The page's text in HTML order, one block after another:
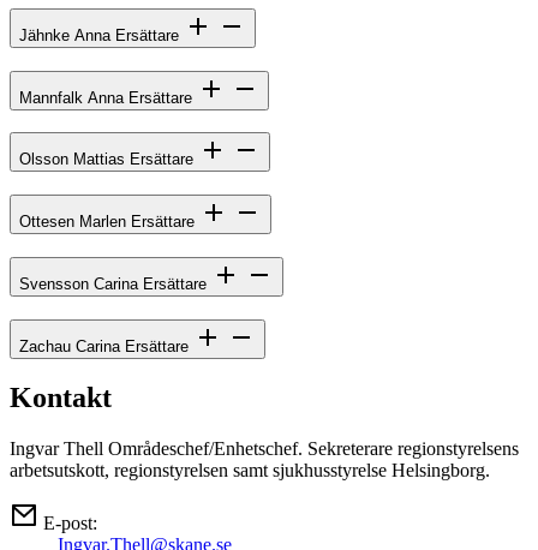
Jähnke Anna Ersättare
Mannfalk Anna Ersättare
Olsson Mattias Ersättare
Ottesen Marlen Ersättare
Svensson Carina Ersättare
Zachau Carina Ersättare
Kontakt
Ingvar Thell Områdeschef/Enhetschef. Sekreterare regionstyrelsens
arbetsutskott, regionstyrelsen samt sjukhusstyrelse Helsingborg.
E-post:
Ingvar.Thell@skane.se